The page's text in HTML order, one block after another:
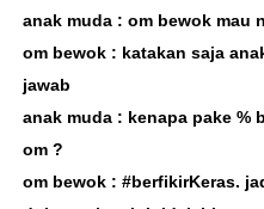
anak muda : om bewok mau
om bewok : katakan saja
jawab
anak muda : kenapa pake %
om ?
om bewok : #berfikirKeras.